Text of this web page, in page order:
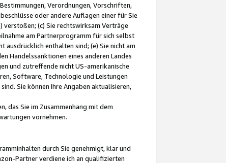
Verordnungen, Vorschriften,
oder andere Auflagen einer für Sie
(c) Sie rechtswirksam Verträge
am Partnerprogramm für sich selbst
ausdrücklich enthalten sind; (e) Sie nicht am
Handelssanktionen eines anderen Landes
und zutreffende nicht US-amerikanische
Software, Technologie und Leistungen
Sie können Ihre Angaben aktualisieren,
das Sie im Zusammenhang mit dem
vornehmen.
durch Sie genehmigt, klar und
Partner verdiene ich an qualifizierten